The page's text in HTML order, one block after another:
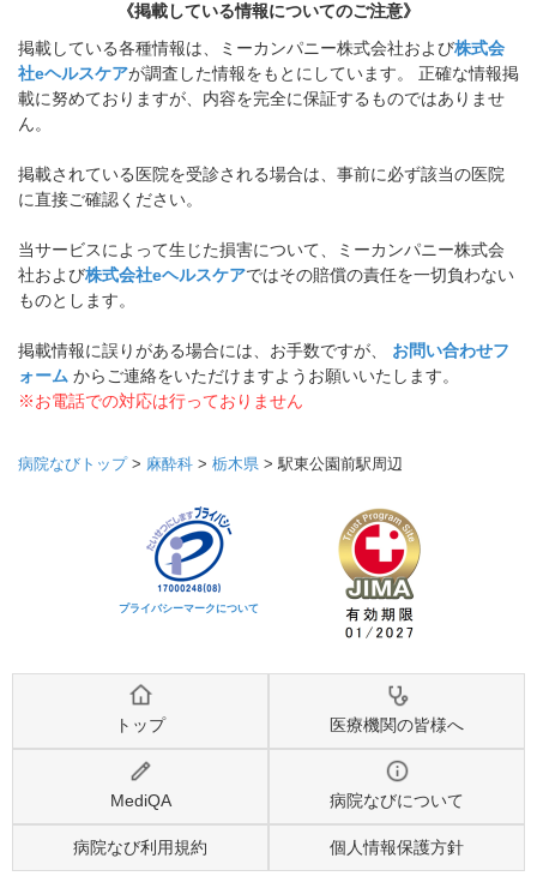
《掲載している情報についてのご注意》
掲載している各種情報は、ミーカンパニー株式会社および株式会
社eヘルスケアが調査した情報をもとにしています。 正確な情報掲
載に努めておりますが、内容を完全に保証するものではありませ
ん。
掲載されている医院を受診される場合は、事前に必ず該当の医院
に直接ご確認ください。
当サービスによって生じた損害について、ミーカンパニー株式会
社および株式会社eヘルスケアではその賠償の責任を一切負わない
ものとします。
掲載情報に誤りがある場合には、お手数ですが、 お問い合わせフ
ォーム からご連絡をいただけますようお願いいたします。
※お電話での対応は行っておりません
病院なびトップ> 麻酔科 > 栃木県 >駅東公園前駅周辺
プライバシーマークについて
トップ 医療機関の皆様へ
MediQA 病院なびについて
病院なび利用規約 個人情報保護方針